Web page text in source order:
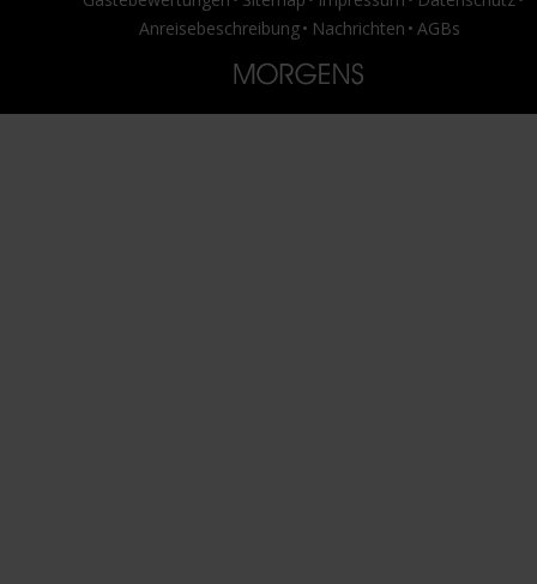
Anreisebeschreibung
Nachrichten AGBs